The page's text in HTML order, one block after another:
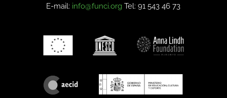
E-mail: info@funci.org Tel: 91 543 46 73